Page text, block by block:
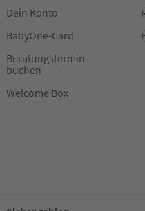
Dein Konto
BabyOne-Card
Beratungstermin
buchen
Welcome Box